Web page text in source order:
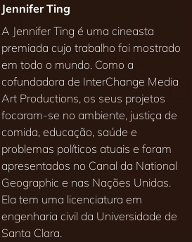
Jennifer Ting
A Jennifer Ting é uma cineasta
premiada cujo trabalho foi mostrado
em todo o mundo. Como a
cofundadora de InterChange Media
Art Productions, os seus projetos
focaram‑se no ambiente, justiça de
comida, educação, saúde e
problemas políticos atuais e foram
apresentados no Canal da National
Geographic e nas Nações Unidas.
Ela tem uma licenciatura em
engenharia civil da Universidade de
Santa Clara.